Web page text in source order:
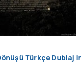
Türkçe Dublaj